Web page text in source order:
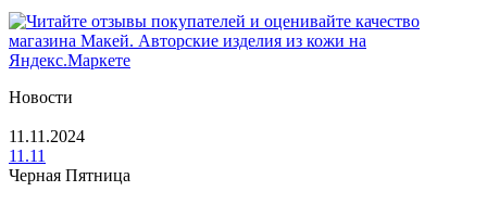
Новости
11.11.2024
11.11
Черная Пятница